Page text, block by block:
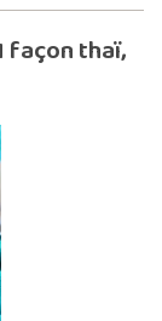
façon thaï,